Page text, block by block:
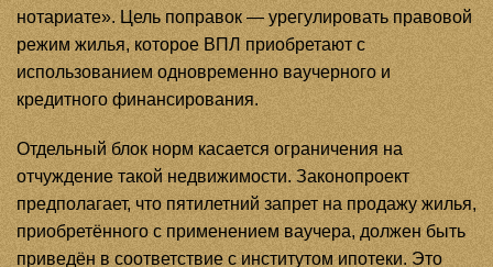
нотариате». Цель поправок — урегулировать правовой
режим жилья, которое ВПЛ приобретают с
использованием одновременно ваучерного и
кредитного финансирования.
Отдельный блок норм касается ограничения на
отчуждение такой недвижимости. Законопроект
предполагает, что пятилетний запрет на продажу жилья,
приобретённого с применением ваучера, должен быть
приведён в соответствие с институтом ипотеки. Это